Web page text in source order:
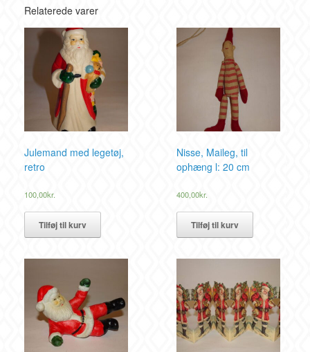
Relaterede varer
Julemand med legetøj,
retro
100,00kr.
Tilføj til kurv
Nisse, Maileg, til
ophæng l: 20 cm
400,00kr.
Tilføj til kurv